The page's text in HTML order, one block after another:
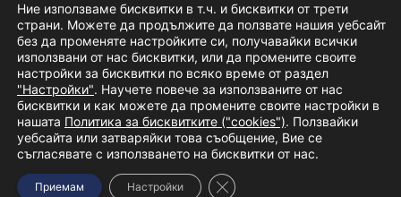
Copyright © 2026Телевизия Шумен.|Изработка: S.I.T Solutions
Ltd.
За насРекламаУсловия за ползване
Политика за бисквитки
Ние използваме бисквитки в т.ч. и бисквитки от трети
страни. Можете да продължите да ползвате нашия уебсайт
без да променяте настройките си, получавайки всички
използвани от нас бисквитки, или да промените своите
настройки за бисквитки по всяко време от раздел
"Настройки". Научете повече за използваните от нас
бисквитки и как можете да промените своите настройки в
нашата Политика за бисквитките ("cookies"). Ползвайки
уебсайта или затваряйки това съобщение, Вие се
съгласявате с използването на бисквитки от нас.
Приемам Настройки Close GDPR Cookie Banner